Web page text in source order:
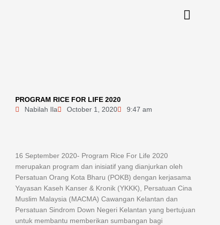
PROGRAM RICE FOR LIFE 2020
Nabilah Ila
October 1, 2020 9:47 am
16 September 2020- Program Rice For Life 2020
merupakan program dan inisiatif yang dianjurkan oleh
Persatuan Orang Kota Bharu (POKB) dengan kerjasama
Yayasan Kaseh Kanser & Kronik (YKKK), Persatuan Cina
Muslim Malaysia (MACMA) Cawangan Kelantan dan
Persatuan Sindrom Down Negeri Kelantan yang bertujuan
untuk membantu memberikan sumbangan bagi